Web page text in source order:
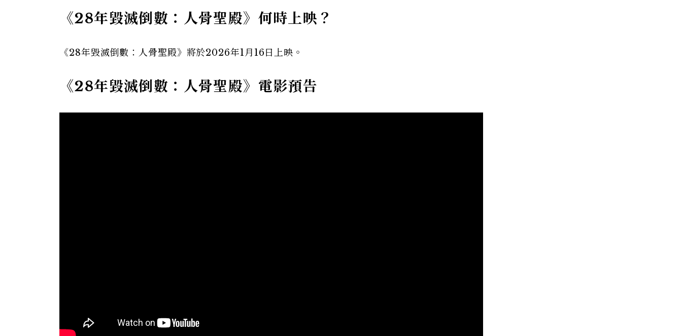
《28年毀滅倒數：人骨聖殿》何時上映？
《28年毀滅倒數：人骨聖殿》將於2026年1月16日上映。
《28年毀滅倒數：人骨聖殿》電影預告